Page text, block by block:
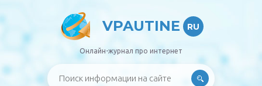
VPAUTINE RU
Онлайн-журнал про интернет